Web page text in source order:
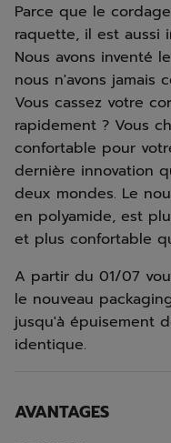
Parce que le
raquette, il est aussi
Nous avons inventé
nous n'avons jamais
Vous cassez votre
rapidement ? Vous
confortable pour
dernière innovation
deux mondes. Le
en polyamide, est
et plus confortable
A partir du 01/07
le nouveau
jusqu'à épuisement
identique.
AVANTAGES